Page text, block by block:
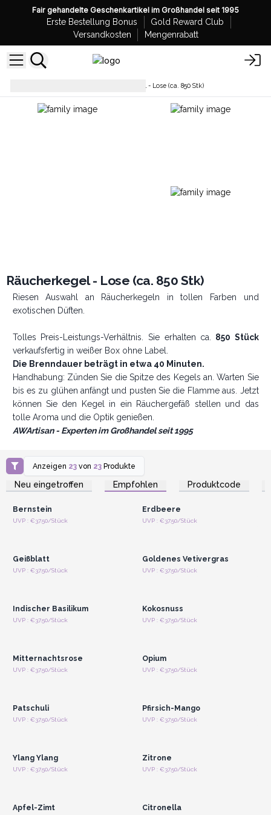
Fair gehandelte Geschenkartikel im Großhandel seit 1995
Erste Bestellung Bonus
Gold Reward Club
Versandkosten
Mengenrabatt
Räucherkegel - Lose (ca. 850 Stk)
Räucherkegel - Lose (ca. 850 Stk)
Riesen Auswahl an Räucherkegeln in tollen Farben und
exotischen Düften.
Tolles Preis-Leistungs-Verhältnis. Sie erhalten ca. 850 Stück
verkaufsfertig in weißer Box ohne Label.
Die Brenndauer beträgt in etwa 40 Minuten.
Handhabung: Zünden Sie die Spitze des Kegels an. Warten Sie
bis es zu glühen anfängt und pusten Sie die Flamme aus. Jetzt
können Sie den Kegel in ein Räuchergefäß stellen und das
tolle Aroma und die Optik genießen.
AWArtisan - Experten im Großhandel seit 1995
Anzeigen 23 von 23 Produkte
Neu eingetroffen Empfohlen Produktcode
Anmelden oder
Registrieren für
Großhandelspreise
Bernstein
UVP : €37.50/Stück
Registrieren für
Großhandelspreise
Erdbeere
UVP : €37.50/Stück
Anmelden oder
Geißblatt
UVP : €37.50/Stück
Anmelden oder
Goldenes Vetivergras
UVP : €37.50/Stück
Anmelden oder
Indischer Basilikum
UVP : €37.50/Stück
Anmelden oder
Kokosnuss
UVP : €37.50/Stück
Anmelden oder
Mitternachtsrose
UVP : €37.50/Stück
Anmelden oder
Opium
UVP : €37.50/Stück
Anmelden oder
Patschuli
UVP : €37.50/Stück
Anmelden oder
Pfirsich-Mango
UVP : €37.50/Stück
Anmelden oder
Ylang Ylang
UVP : €37.50/Stück
Anmelden oder
Zitrone
UVP : €37.50/Stück
Anmelden oder
Apfel-Zimt
Anmelden oder
Citronella